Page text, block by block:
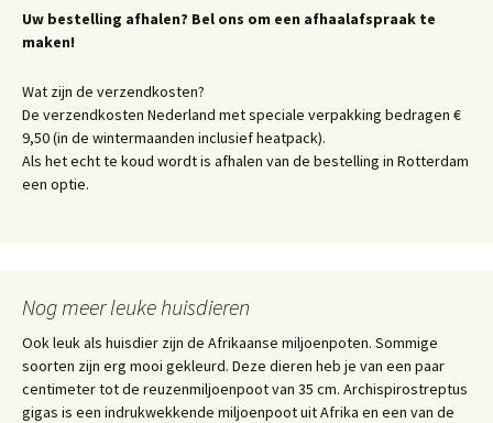
Uw bestelling afhalen? Bel ons om een afhaalafspraak te
maken!
Wat zijn de verzendkosten?
De verzendkosten Nederland met speciale verpakking bedragen €
9,50 (in de wintermaanden inclusief heatpack).
Als het echt te koud wordt is afhalen van de bestelling in Rotterdam
een optie.
Nog meer leuke huisdieren
Ook leuk als huisdier zijn de Afrikaanse miljoenpoten. Sommige
soorten zijn erg mooi gekleurd. Deze dieren heb je van een paar
centimeter tot de reuzenmiljoenpoot van 35 cm. Archispirostreptus
gigas is een indrukwekkende miljoenpoot uit Afrika en een van de